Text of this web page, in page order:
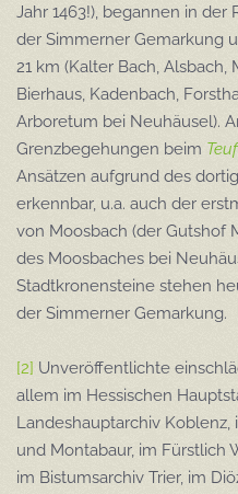
Jahr 1463!), begannen in der
der Simmerner Gemarkung
21 km (Kalter Bach, Alsbach,
Bierhaus, Kadenbach,
Arboretum bei Neuhäusel).
Grenzbegehungen beim
Ansätzen aufgrund des
erkennbar, u.a. auch der
von Moosbach (der Gutshof
des Moosbaches bei
Stadtkronensteine stehen
der Simmerner Gemarkung.
[2] Unveröffentlichte
allem im Hessischen
Landeshauptarchiv
und Montabaur, im Fürstlich
im Bistumsarchiv Trier, im